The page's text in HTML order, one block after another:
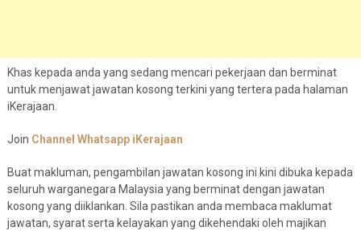
Khas kepada anda yang sedang mencari pekerjaan dan berminat
untuk menjawat jawatan kosong terkini yang tertera pada halaman
iKerajaan.
Join Channel Whatsapp iKerajaan
Buat makluman, pengambilan jawatan kosong ini kini dibuka kepada
seluruh warganegara Malaysia yang berminat dengan jawatan
kosong yang diiklankan. Sila pastikan anda membaca maklumat
jawatan, syarat serta kelayakan yang dikehendaki oleh majikan